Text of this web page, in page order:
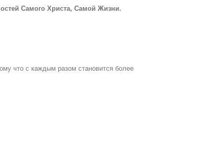
Самого Христа, Самой Жизни.
что с каждым разом становится более